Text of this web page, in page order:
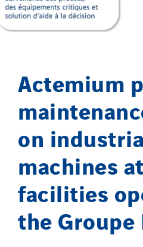
Actemium
on
machines
facilities
the Groupe
NAE-France
North West Projects
Paumier Industrie
Paumier Marine
Paumier SA
Process Energy
Provelec Sud
Qivy
Qivy Habitat
Qivy Tertiaire
Roiret Energies